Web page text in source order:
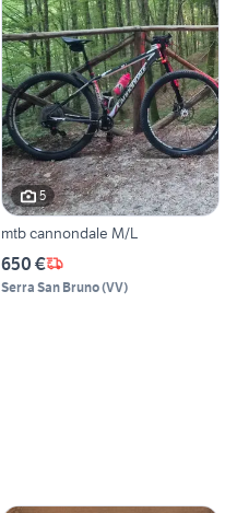
5
mtb cannondale M/L
650 €
Serra San Bruno(VV)